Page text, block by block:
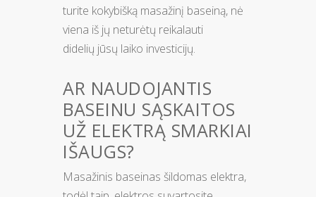
turite kokybišką masažinį baseiną, nė
viena iš jų neturėtų reikalauti
didelių jūsų laiko investicijų.
AR NAUDOJANTIS
BASEINU SĄSKAITOS
UŽ ELEKTRĄ SMARKIAI
IŠAUGS?
Masažinis baseinas šildomas elektra,